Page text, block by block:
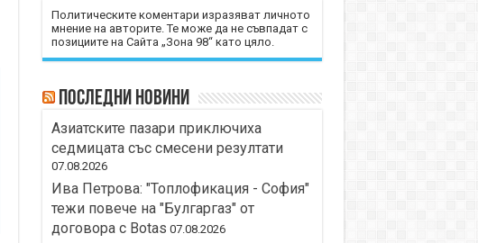
Политическите коментари изразяват личното
мнение на авторите. Те може да не съвпадат с
позициите на Сайта „Зона 98“ като цяло.
Последни новини
Азиатските пазари приключиха
седмицата със смесени резултати
07.08.2026
Ива Петрова: "Топлофикация - София"
тежи повече на "Булгаргаз" от
договора с Botas 07.08.2026